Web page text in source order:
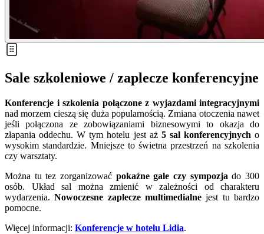
Sale szkoleniowe / zaplecze konferencyjne
Konferencje i szkolenia połączone z wyjazdami integracyjnymi
nad morzem cieszą się duża popularnością. Zmiana otoczenia nawet
jeśli połączona ze zobowiązaniami biznesowymi to okazja do
złapania oddechu. W tym hotelu jest aż 5 sal konferencyjnych o
wysokim standardzie. Mniejsze to świetna przestrzeń na szkolenia
czy warsztaty.
Można tu tez zorganizować pokaźne gale czy sympozjado 300
osób. Układ sal można zmienić w zależności od charakteru
wydarzenia.Nowoczesne zaplecze multimedialne jest tu bardzo
pomocne.
Więcej informacji: Konferencje w hotelu Lidia.